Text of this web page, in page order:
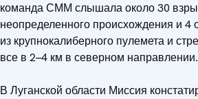
команда СММ слышала около 30
неопределенного происхождения и 4
из крупнокалиберного пулемета и
все в 2–4 км в северном направлении.
В Луганской области Миссия